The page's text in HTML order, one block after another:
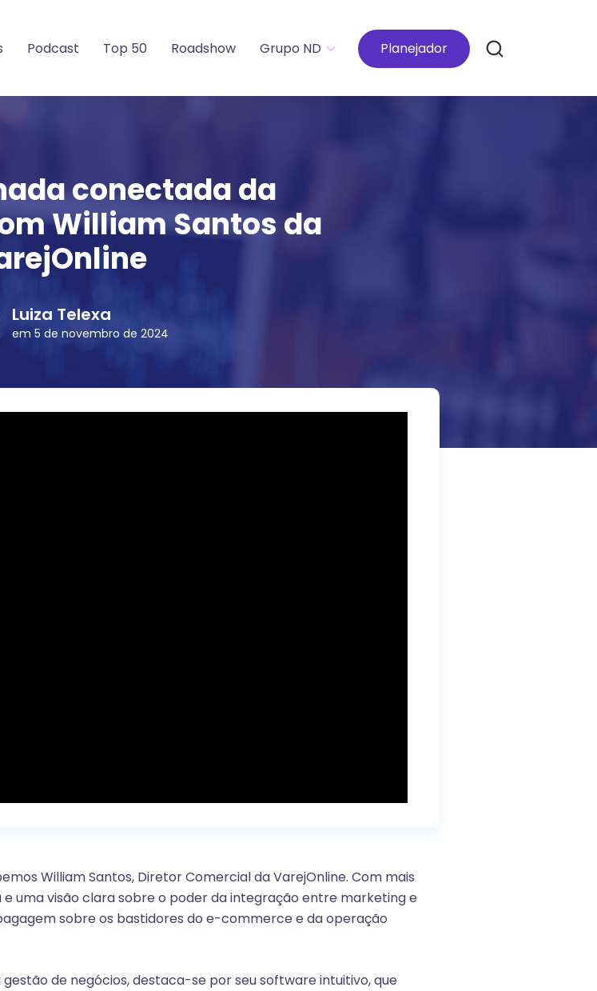
Podcast Top 50 Roadshow Grupo ND Planejador
conectada da
William Santos da
Luiza Telexa
em 5 de novembro de 2024
William Santos, Diretor Comercial da VarejOnline. Com mais
uma visão clara sobre o poder da integração entre marketing e
sobre os bastidores do e-commerce e da operação
de negócios, destaca-se por seu software intuitivo, que